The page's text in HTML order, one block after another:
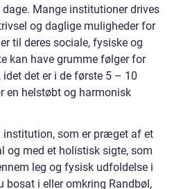
Mange institutioner drives
og daglige muligheder for
til deres sociale, fysiske og
kan have grumme følger for
det er i de første 5 – 10
en helstøbt og harmonisk
institution, som er præget af et
med et holistisk sigte, som
leg og fysisk udfoldelse i
bosat i eller omkring Randbøl,